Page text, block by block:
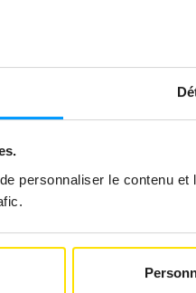
personnaliser le contenu